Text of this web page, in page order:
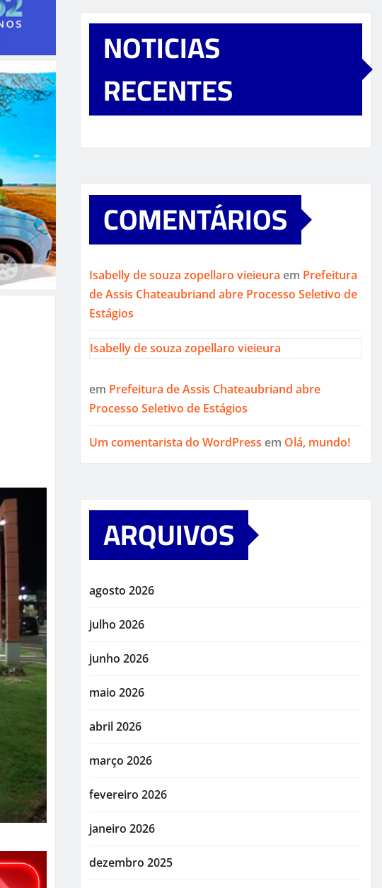
NOTICIAS
RECENTES
COMENTÁRIOS
Isabelly de souza zopellaro vieieura em Prefeitura
de Assis Chateaubriand abre Processo Seletivo de
Estágios
Isabelly de souza zopellaro vieieura
em Prefeitura de Assis Chateaubriand abre
Processo Seletivo de Estágios
Um comentarista do WordPress em Olá, mundo!
ARQUIVOS
agosto 2026
julho 2026
junho 2026
maio 2026
abril 2026
março 2026
fevereiro 2026
janeiro 2026
dezembro 2025